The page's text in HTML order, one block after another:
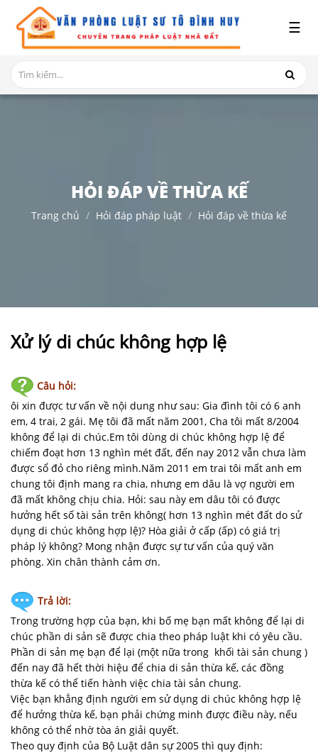
GIỚI
THIỆU
DỊCH
TỤC
ĐẤT
BẢN
-
BIỂU
MẪU
LIÊN
HỆ
☰
HỎI ĐÁP VỀ THỪA KẾ
Trang chủ Hỏi đáp pháp luật Hỏi đáp về thừa kế
Xử lý di chúc không hợp lệ
Câu hỏi:
ôi xin được tư vấn về nội dung như sau: Gia đình tôi có 6 anh
em, 4 trai, 2 gái. Mẹ tôi đã mất năm 2001, Cha tôi mất 8/2004
không để lại di chúc.Em tôi dùng di chúc không hợp lệ để
chiếm đoạt hơn 13 nghìn mét đất, đến nay 2012 vẫn chưa làm
được sổ đỏ cho riêng mình.Năm 2011 em trai tôi mất anh em
chung tôi định mang ra chia, nhưng em dâu là vợ người em
đã mất không chịu chia. Hỏi: sau này em dâu tôi có được
hưởng hết số tài sản trên không( hơn 13 nghìn mét đất do sử
dụng di chúc không hợp lệ)? Hòa giải ở cấp (ấp) có giá trị
pháp lý không? Mong nhận được sự tư vấn của quý văn
phòng. Xin chân thành cảm ơn.
Trả lời:
Trong trường hợp của bạn, khi bố mẹ bạn mất không để lại di
chúc phần di sản sẽ được chia theo pháp luật khi có yêu cầu.
Phần di sản mẹ bạn để lại (một nữa trong khối tài sản chung )
đến nay đã hết thời hiệu để chia di sản thừa kế, các đồng
thừa kế có thể tiến hành việc chia tài sản chung.
Việc bạn khẳng định người em sử dụng di chúc không hợp lệ
để hưởng thừa kế, bạn phải chứng minh được điều này, nếu
không có thể nhờ tòa án giải quyết.
Theo quy định của Bộ Luật dân sự 2005 thì quy định: